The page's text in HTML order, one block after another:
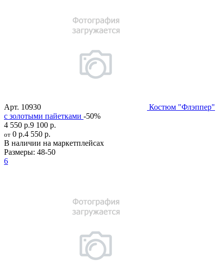
Арт. 10930
Костюм "Флэппер"
с золотыми пайетками -50%
4 550 р.9 100 р.
от 0 р.4 550 р.
В наличии на маркетплейсах
Размеры: 48-50
6